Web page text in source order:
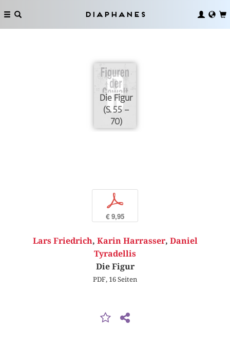
Diaphanes
Die Figur
(S. 55 –
70)
p
€ 9,95
Lars Friedrich, Karin Harrasser, Daniel
Tyradellis
Die Figur
PDF, 16 Seiten